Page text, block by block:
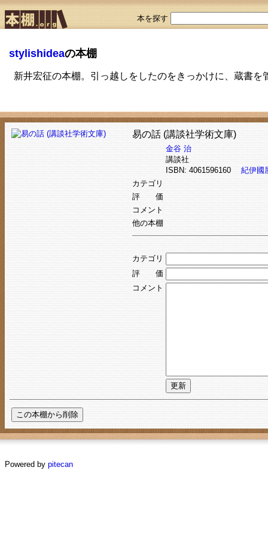
本を探す
stylishideaの本棚
新井宏征の本棚。引っ越しをしたのをきっかけに、蔵書を
易の話 (講談社学術文庫)
金谷 治
講談社
ISBN: 4061596160 紀伊國
カテゴリ
評 価
コメント
他の本棚
カテゴリ
評 価
コメント
Powered by pitecan